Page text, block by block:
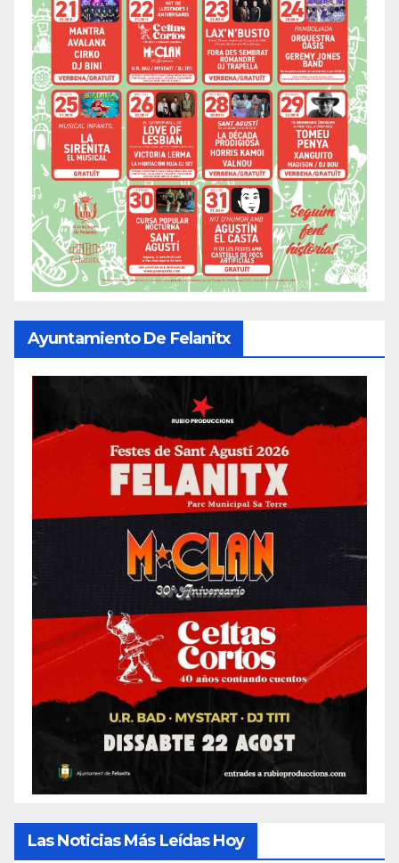
Ayuntamiento De Felanitx
Las Noticias Más Leídas Hoy